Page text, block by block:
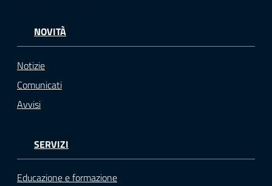
NOVITÀ
Notizie
Comunicati
Avvisi
SERVIZI
Educazione e formazione